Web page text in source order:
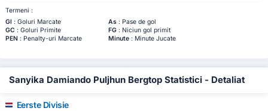
Termeni :
Gl : Goluri Marcate As: Pase de gol
GC : Goluri Primite FG: Niciun gol primit
PEN: Penalty-uri Marcate Minute: Minute Jucate
Sanyika Damiando Puljhun Bergtop Statistici - Detaliat
Eerste Divisie